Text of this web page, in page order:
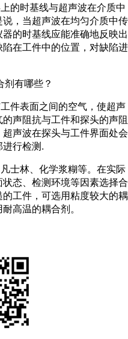
的时基线与超声波在介质中
，当超声波在均匀介质中传
的时基线应能准确地反映出
在工件中的位置，对缺陷进
有哪些？
件表面之间的空气，使超声
声阻抗与工件和探头的声阻
声波在探头与工件界面处会
行检测.
士林、化学浆糊等。在实际
态、检测环境等因素选择合
工件，可选用粘度较大的耦
高温的耦合剂。